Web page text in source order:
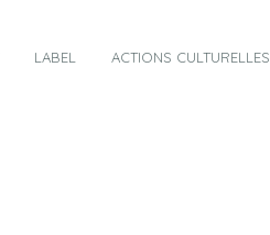
LABEL ACTIONS CULTURELLES